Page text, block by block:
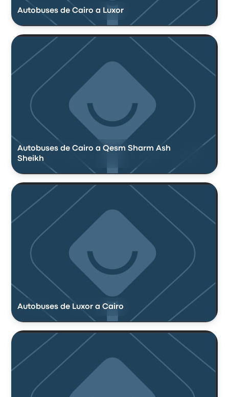
Autobuses de Cairo a Luxor
Autobuses de Cairo a Qesm Sharm Ash
Sheikh
Autobuses de Luxor a Cairo